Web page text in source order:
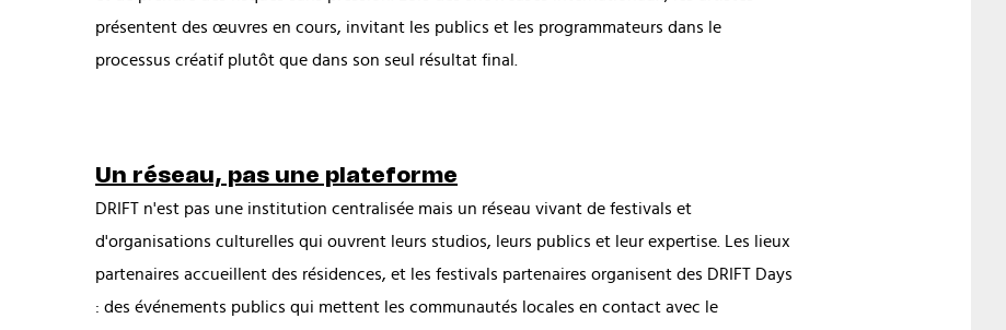
présentent des œuvres en cours, invitant les publics et les programmateurs dans le
processus créatif plutôt que dans son seul résultat final.
Un réseau, pas une plateforme
DRIFT n'est pas une institution centralisée mais un réseau vivant de festivals et
d'organisations culturelles qui ouvrent leurs studios, leurs publics et leur expertise. Les lieux
partenaires accueillent des résidences, et les festivals partenaires organisent des DRIFT Days
: des événements publics qui mettent les communautés locales en contact avec le